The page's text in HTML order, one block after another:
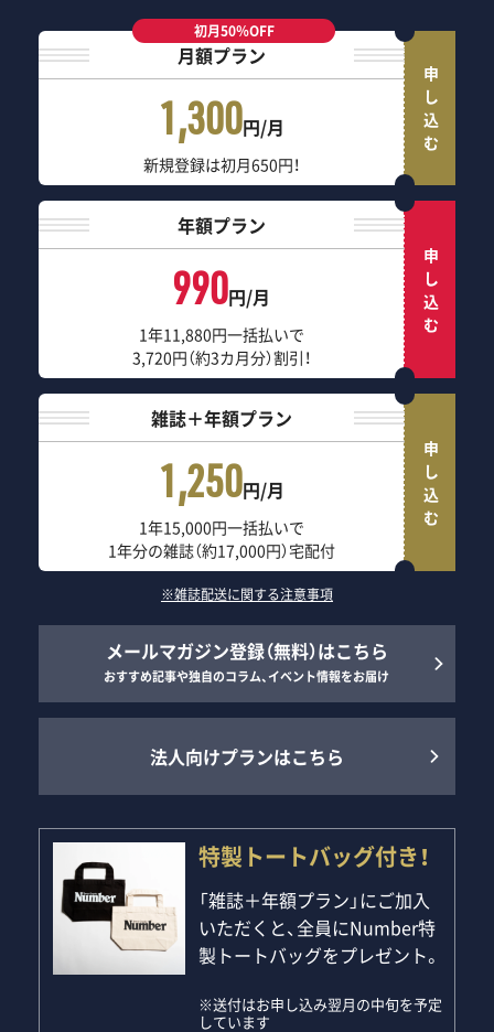
初月50％OFF
月額プラン
1,300円/月
新規登録は初月650円！
申し込む
年額プラン
990円/月
1年11,880円一括払いで
3,720円（約3カ月分）割引！
申し込む
雑誌＋年額プラン
1,250円/月
1年15,000円一括払いで
1年分の雑誌（約17,000円）宅配付
申し込む
※雑誌配送に関する注意事項
メールマガジン登録（無料）はこちら
おすすめ記事や独自のコラム、イベント情報をお届け
法人向けプランはこちら
特製トートバッグ付き！
「雑誌＋年額プラン」にご加入
いただくと、全員にNumber特
製トートバッグをプレゼント。
※送付はお申し込み翌月の中旬を予定
しています